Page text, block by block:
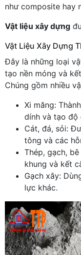
như composite hay
Vật liệu xây dựng
Vật Liệu Xây Dựng
Đây là những loại
tạo nền móng và
Chúng gồm nhiều
Xi măng:
dính và tạo độ
Cát, đá, sỏi:
tông và các
Thép, gạch,
khung và kết
Gạch xây:
lực khác.